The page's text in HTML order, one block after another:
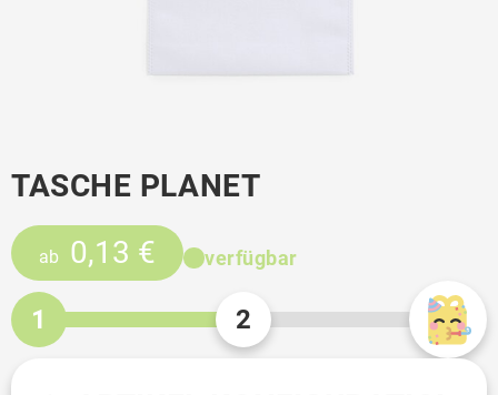
TASCHE PLANET
ab 0,13 € verfügbar
1 2